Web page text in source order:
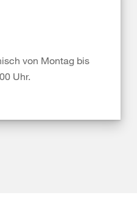
von Montag bis
Uhr.